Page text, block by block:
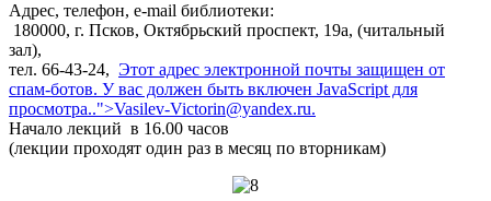
Адрес, телефон, e-mail библиотеки:
180000, г. Псков, Октябрьский проспект, 19а, (читальный
зал),
тел. 66-43-24, Этот адрес электронной почты защищен от
спам-ботов. У вас должен быть включен JavaScript для
просмотра..">Vasilev-Victorin@yandex.ru.
Начало лекций в 16.00 часов
(лекции проходят один раз в месяц по вторникам)